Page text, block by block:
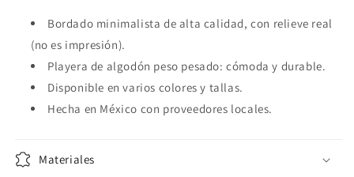
Bordado minimalista de alta calidad, con relieve real
(no es impresión).
Playera de algodón peso pesado: cómoda y durable.
Disponible en varios colores y tallas.
Hecha en México con proveedores locales.
Materiales